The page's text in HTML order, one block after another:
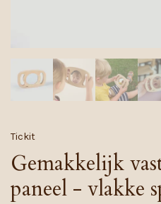
Tickit
Gemakkelijk
paneel - vlakke